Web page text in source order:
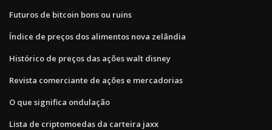
Futuros de bitcoin bons ou ruins
Índice de preços dos alimentos nova zelândia
Histórico de preços das ações walt disney
Revista comerciante de ações e mercadorias
O que significa ondulação
Lista de criptomoedas da carteira jaxx